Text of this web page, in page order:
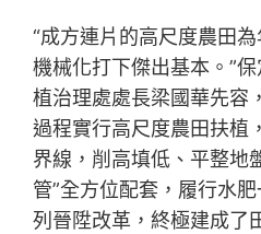
“成方連片的高尺度農田
機械化打下傑出基本。”
植治理處處長梁國華先容
過程實行高尺度農田扶植
界線，削高填低、平整地
管”全方位配套，履行水
列晉陞改革，終極建成了